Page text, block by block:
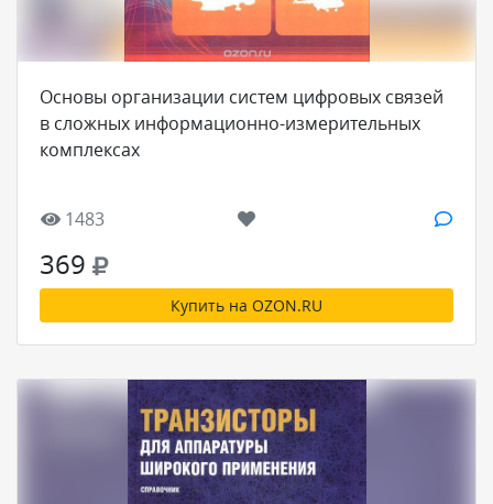
Основы организации систем цифровых связей
в сложных информационно-измерительных
комплексах
1483
369
Купить на OZON.RU